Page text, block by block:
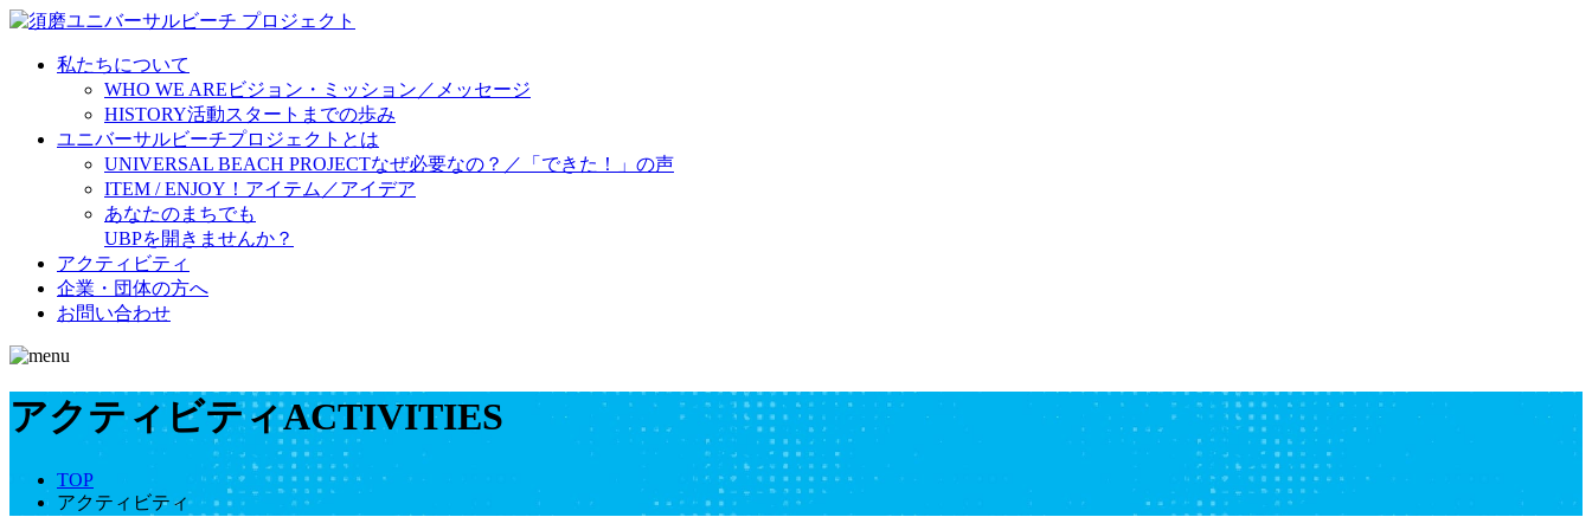
私たちについて
WHO WE ARE ビジョン・ミッション／メッセージ
HISTORY活動スタートまでの歩み
ユニバーサルビーチプロジェクトとは
UNIVERSAL BEACH PROJECTなぜ必要なの？／「できた！」の声
ITEM / ENJOY！ アイテム／アイデア
あなたのまちでも
UBPを開きませんか？
アクティビティ
企業・団体の方へ
お問い合わせ
アクティビティACTIVITIES
TOP
アクティビティ